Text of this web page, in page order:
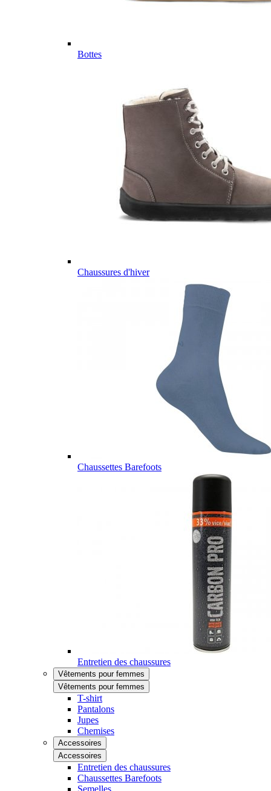
Bottes
Chaussures d'hiver
Chaussettes Barefoots
Entretien des chaussures
Vêtements pour femmes
Vêtements pour femmes
T-shirt
Pantalons
Jupes
Chemises
Accessoires
Accessoires
Entretien des chaussures
Chaussettes Barefoots
Semelles